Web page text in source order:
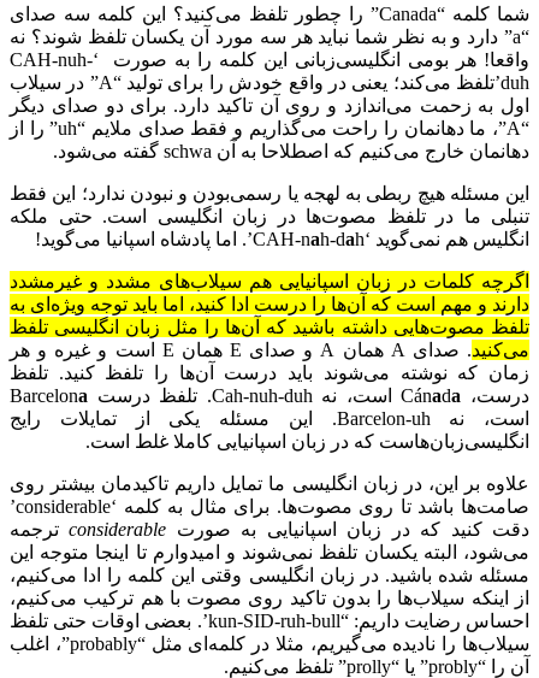
شما کلمه “Canada” را چطور تلفظ می‌کنید؟ این کلمه سه صدای
“a” دارد و به نظر شما نباید هر سه مورد آن یکسان تلفظ شوند؟ نه
واقعا! هر بومی انگلیسی‌زبانی این کلمه را به صورت ‘CAH-nuh-
duh’تلفظ می‌کند؛ یعنی در واقع خودش را برای تولید “A” در سیلاب
اول به زحمت می‌اندازد و روی آن تاکید دارد. برای دو صدای دیگر
“A”، ما دهانمان را راحت می‌گذاریم و فقط صدای ملایم “uh” را از
دهانمان خارج می‌کنیم که اصطلاحا به آن schwa گفته می‌شود.
این مسئله هیچ ربطی به لهجه یا رسمی‌بودن و نبودن ندارد؛ این فقط
تنبلی ما در تلفظ مصوت‌ها در زبان انگلیسی است. حتی ملکه
انگلیس هم نمی‌گوید ‘CAH-n
ah-dah’. اما پادشاه اسپانیا می‌گوید!
اگرچه کلمات در زبان اسپانیایی هم سیلاب‌های مشدد و غیرمشدد
دارند و مهم است که آن‌ها را درست ادا کنید، اما باید توجه ویژه‌ای به
تلفظ مصوت‌هایی داشته باشید که آن‌ها را مثل زبان انگلیسی تلفظ
می‌کنید
. صدای A همان A و صدای E همان E است و غیره و هر
زمان که نوشته می‌شوند باید درست آن‌ها را تلفظ کنید. تلفظ
درست، Cán
ada است، نه Cah-nuh-duh. تلفظ درست Barcelon
a
است، نه Barcelon-uh. این مسئله یکی از تمایلات رایج
انگلیسی‌زبان‌هاست که در زبان اسپانیایی کاملا غلط است.
علاوه بر این، در زبان انگلیسی ما تمایل داریم تاکیدمان بیشتر روی
صامت‌ها باشد تا روی مصوت‌ها. برای مثال به کلمه ‘considerable’
دقت کنید که در زبان اسپانیایی به صورت considerableترجمه
می‌شود، البته یکسان تلفظ نمی‌شوند و امیدوارم تا اینجا متوجه این
مسئله شده باشید. در زبان انگلیسی وقتی این کلمه را ادا می‌کنیم،
از اینکه سیلاب‌ها را بدون تاکید روی مصوت با هم ترکیب می‌کنیم،
احساس رضایت داریم: “kun-SID-ruh-bull’. بعضی اوقات حتی تلفظ
سیلاب‌ها را نادیده می‌گیریم، مثلا در کلمه‌ای مثل “probably”، اغلب
آن را “probly” یا “prolly” تلفظ می‌کنیم.